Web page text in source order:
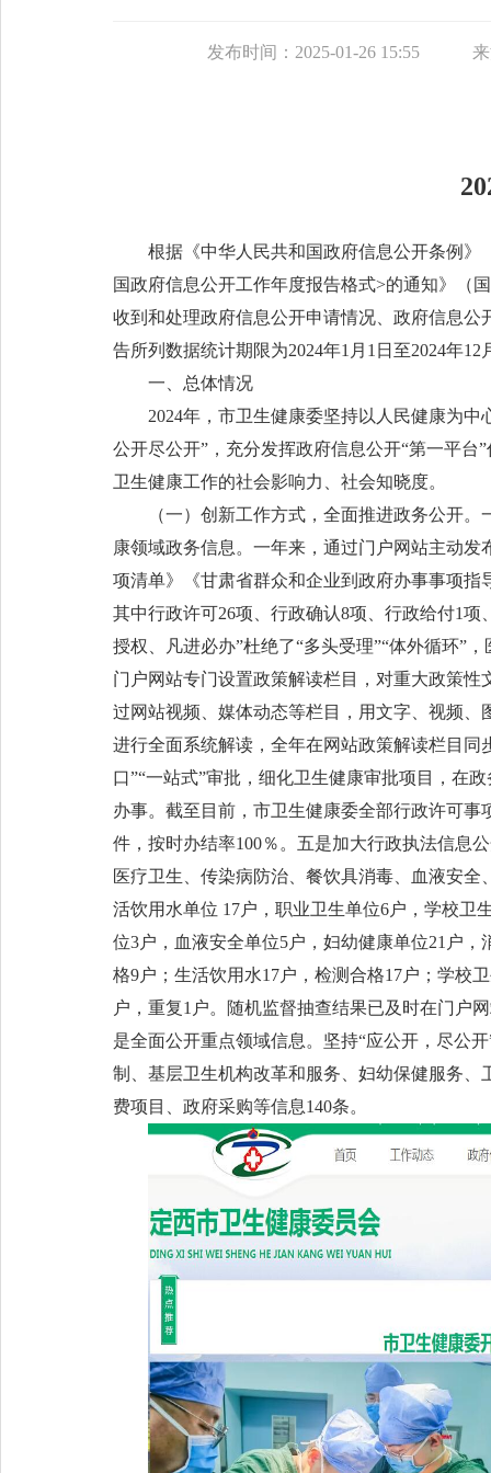
发布时间：2025-01-26 15:55
根据《中华人民共和国政府信息公开条例
国政府信息公开工作年度报告格式>的通知》（
收到和处理政府信息公开申请情况、政府信息
告所列数据统计期限为2024年1月1日至2024年12
一、总体情况
2024年，市卫生健康委坚持以人民健康为
公开尽公开”，充分发挥政府信息公开“第一平
卫生健康工作的社会影响力、社会知晓度。
（一）创新工作方式，全面推进政务公开
康领域政务信息。一年来，通过门户网站主动
项清单》《甘肃省群众和企业到政府办事事项
其中行政许可26项、行政确认8项、行政给付1
授权、凡进必办”杜绝了“多头受理”“体外循环”
门户网站专门设置政策解读栏目，对重大政策
过网站视频、媒体动态等栏目，用文字、视频
进行全面系统解读，全年在网站政策解读栏目
口”“一站式”审批，细化卫生健康审批项目，在
办事。截至目前，市卫生健康委全部行政许可
件，按时办结率100％。五是加大行政执法信息
医疗卫生、传染病防治、餐饮具消毒、血液安全
活饮用水单位 17户，职业卫生单位6户，学校卫
位3户，血液安全单位5户，妇幼健康单位21户
格9户；生活饮用水17户，检测合格17户；学校
户，重复1户。随机监督抽查结果已及时在门户
是全面公开重点领域信息。坚持“应公开，尽公
制、基层卫生机构改革和服务、妇幼保健服务
费项目、政府采购等信息140条。